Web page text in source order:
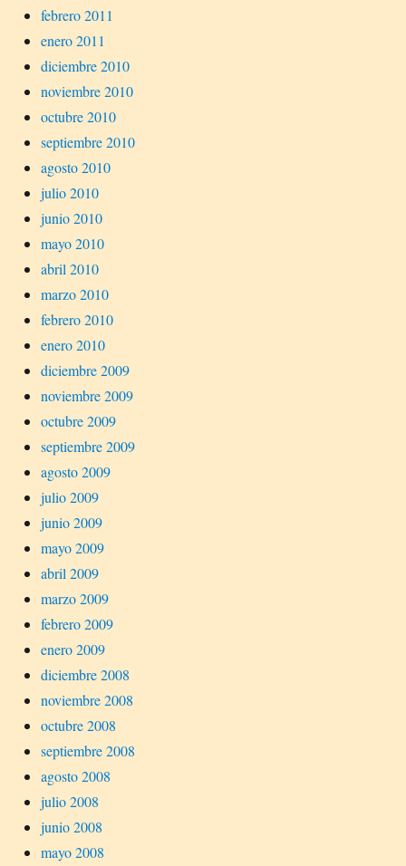
febrero 2011
enero 2011
diciembre 2010
noviembre 2010
octubre 2010
septiembre 2010
agosto 2010
julio 2010
junio 2010
mayo 2010
abril 2010
marzo 2010
febrero 2010
enero 2010
diciembre 2009
noviembre 2009
octubre 2009
septiembre 2009
agosto 2009
julio 2009
junio 2009
mayo 2009
abril 2009
marzo 2009
febrero 2009
enero 2009
diciembre 2008
noviembre 2008
octubre 2008
septiembre 2008
agosto 2008
julio 2008
junio 2008
mayo 2008